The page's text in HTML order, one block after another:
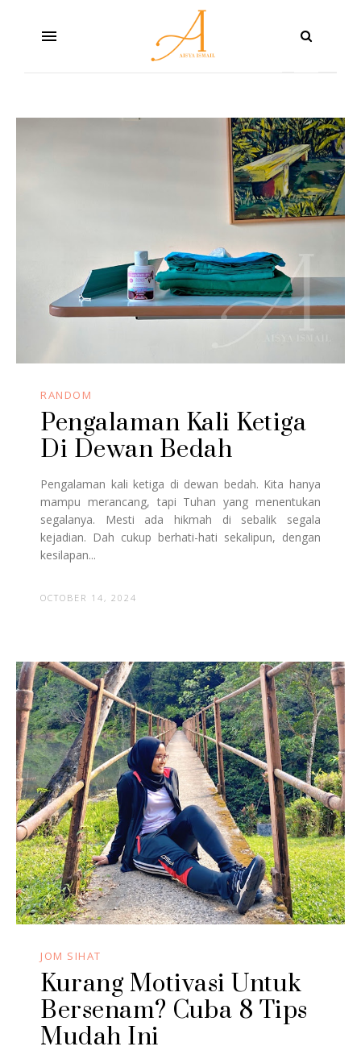
RANDOM
Pengalaman Kali Ketiga
Di Dewan Bedah
Pengalaman kali ketiga di dewan bedah. Kita hanya
mampu merancang, tapi Tuhan yang menentukan
segalanya. Mesti ada hikmah di sebalik segala
kejadian. Dah cukup berhati-hati sekalipun, dengan
kesilapan...
OCTOBER 14, 2024
JOM SIHAT
Kurang Motivasi Untuk
Bersenam? Cuba 8 Tips
Mudah Ini